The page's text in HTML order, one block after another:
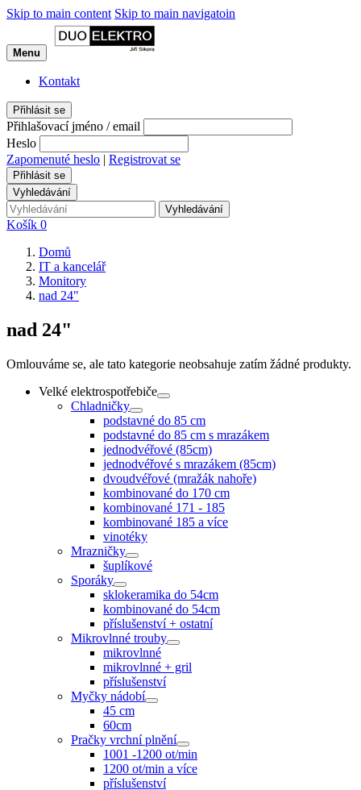
Skip to main content Skip to main navigatoin
Menu
Kontakt
Přihlásit se
Přihlašovací jméno / email
Heslo
Zapomenuté heslo | Registrovat se
Přihlásit se
Vyhledávání
Vyhledávání
Košík 0
Domů
IT a kancelář
Monitory
nad 24"
nad 24"
Omlouváme se, ale tato kategorie neobsahuje zatím žádné produkty.
Velké elektrospotřebiče
Chladničky
podstavné do 85 cm
podstavné do 85 cm s mrazákem
jednodvéřové (85cm)
jednodvéřové s mrazákem (85cm)
dvoudvéřové (mražák nahoře)
kombinované do 170 cm
kombinované 171 - 185
kombinované 185 a více
vinotéky
Mrazničky
šuplíkové
Sporáky
sklokeramika do 54cm
kombinované do 54cm
příslušenství + ostatní
Mikrovlnné trouby
mikrovlnné
mikrovlnné + gril
příslušenství
Myčky nádobí
45 cm
60cm
Pračky vrchní plnění
1001 -1200 ot/min
1200 ot/min a více
příslušenství